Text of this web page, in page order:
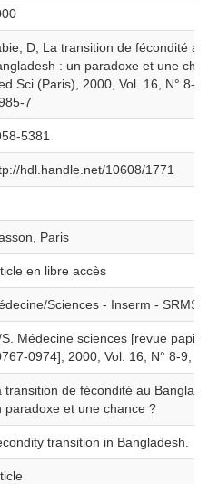
D, La transition de fécondité au
: un paradoxe et une
Sci (Paris), 2000, Vol. 16, N° 8-9;
7
5381
hdl.handle.net/10608/1771
Paris
en libre accès
Sciences - Inserm - SRMS
S. Médecine sciences [revue
0974], 2000, Vol. 16, N° 8-9;
transition de fécondité au
paradoxe et une chance ?
transition in Bangladesh.